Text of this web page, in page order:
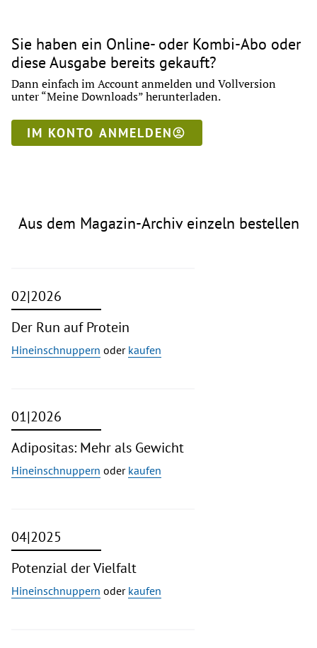
Sie haben ein Online- oder Kombi-Abo oder
diese Ausgabe bereits gekauft?
Dann einfach im Account anmelden und Vollversion
unter “Meine Downloads” herunterladen.
IM KONTO ANMELDEN
Aus dem Magazin-Archiv einzeln bestellen
02|2026
Der Run auf Protein
Hineinschnuppern oder kaufen
01|2026
Adipositas: Mehr als Gewicht
Hineinschnuppern oder kaufen
04|2025
Potenzial der Vielfalt
Hineinschnuppern oder kaufen